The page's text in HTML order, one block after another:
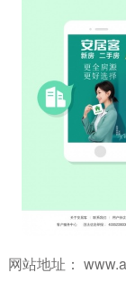
网站地址：